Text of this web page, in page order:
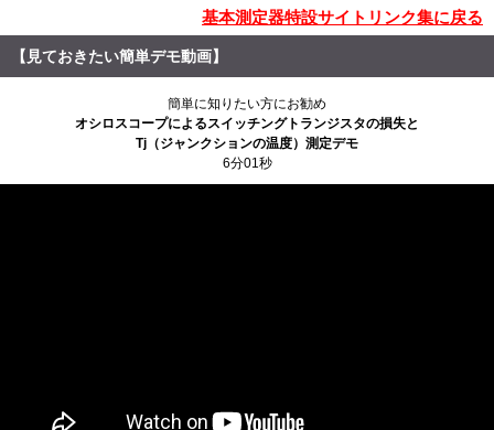
基本測定器特設サイトリンク集に戻る
【見ておきたい簡単デモ動画】
簡単に知りたい方にお勧め
オシロスコープによるスイッチングトランジスタの損失と
Tj（ジャンクションの温度）測定デモ
6分01秒